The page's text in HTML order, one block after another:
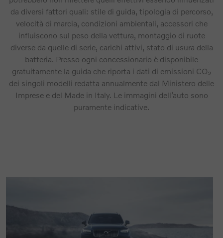
da diversi fattori quali: stile di guida, tipologia di percorso,
velocità di marcia, condizioni ambientali, accessori che
influiscono sul peso della vettura, montaggio di ruote
diverse da quelle di serie, carichi attivi, stato di usura della
batteria. Presso ogni concessionario è disponibile
gratuitamente la guida che riporta i dati di emissioni CO₂
dei singoli modelli redatta annualmente dal Ministero delle
Imprese e del Made in Italy. Le immagini dell’auto sono
puramente indicative.